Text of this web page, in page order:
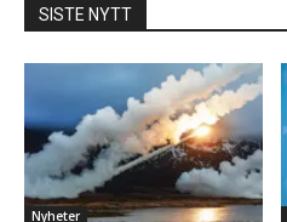
SISTE NYTT
Nyheter